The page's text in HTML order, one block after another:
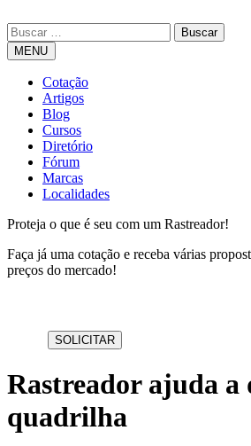
MENU
Cotação
Artigos
Blog
Cursos
Diretório
Fórum
Marcas
Localidades
Proteja o que é seu com um Rastreador!
Faça já uma cotação e receba várias
preços do mercado!
Rastreador ajuda a
quadrilha